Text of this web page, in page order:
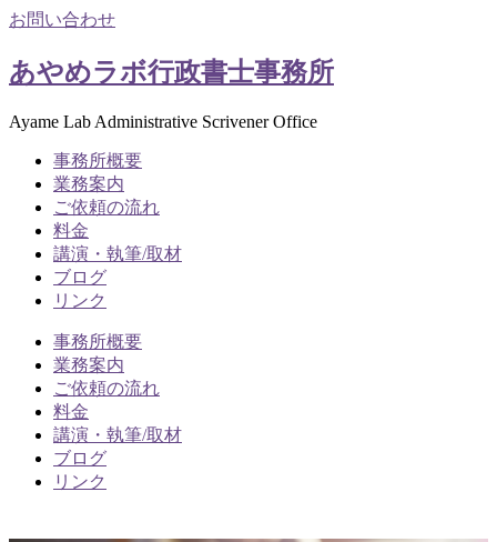
お問い合わせ
あやめラボ行政書士事務所
Ayame Lab Administrative Scrivener Office
事務所概要
業務案内
ご依頼の流れ
料金
講演・執筆/取材
ブログ
リンク
事務所概要
業務案内
ご依頼の流れ
料金
講演・執筆/取材
ブログ
リンク